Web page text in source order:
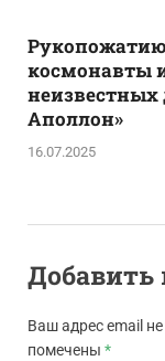
Рукопожатию
космонавты
неизвестных
Аполлон»
16.07.2025
Ваш адрес email
помечены *